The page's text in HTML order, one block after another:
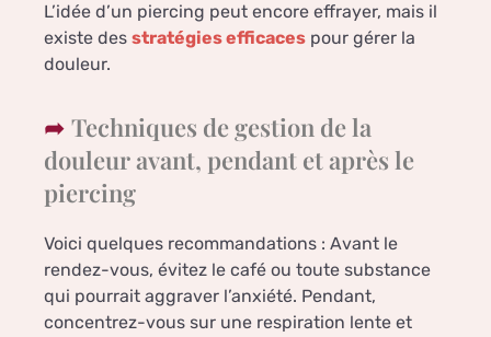
L’idée d’un piercing peut encore effrayer, mais il
existe des stratégies efficaces pour gérer la
douleur.
Techniques de gestion de la
douleur avant, pendant et après le
piercing
Voici quelques recommandations : Avant le
rendez-vous, évitez le café ou toute substance
qui pourrait aggraver l’anxiété. Pendant,
concentrez-vous sur une respiration lente et